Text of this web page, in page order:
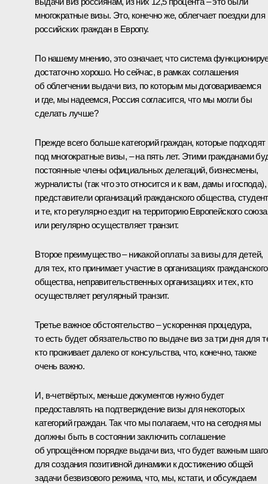
многократные визы. Это, конечно же, облегчает поездки для
российских граждан в Европу.
По нашему мнению, это означает, что система
достаточно хорошо. Но сейчас, в рамках соглашения
об облегчении выдачи виз, по которым мы договариваемся
и где, мы надеемся, Россия согласится, что мы могли бы
сделать лучше?
Прежде всего больше категорий граждан, которые подходят
под многократные визы, – на пять лет. Этими гражданами
постоянные члены официальных делегаций, бизнесмены,
журналисты (так что это относится и к вам, дамы и господа),
представители организаций гражданского общества,
и те, кто регулярно ездит на территорию Европейского союза
или регулярно осуществляет транзит.
Второе преимущество – никакой оплаты за визы для детей,
для тех, кто принимает участие в организациях гражданского
общества, неправительственных организациях и тех, кто
осуществляет регулярный транзит.
Третье важное обстоятельство – ускоренная процедура,
то есть будет обязательство по выдаче виз за три дня для
кто проживает далеко от консульства, что, конечно, также
очень важно.
И, в‑четвёртых, меньше документов нужно будет
предоставлять на подтверждение визы для некоторых
категорий граждан. Так что мы полагаем, что на сегодня мы
должны быть в состоянии заключить соглашение
об упрощённом порядке выдачи виз, что будет важным
для создания позитивной динамики к достижению общей
задачи безвизового режима, что, мы, кстати, и обсуждаем